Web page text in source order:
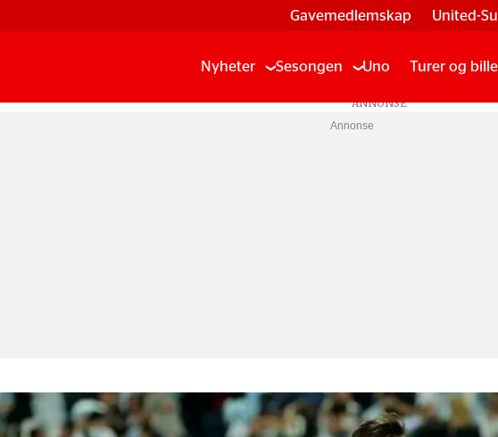
Gavemedlemskap United-
Nyheter Sesongen Uno Turer og
Annonse